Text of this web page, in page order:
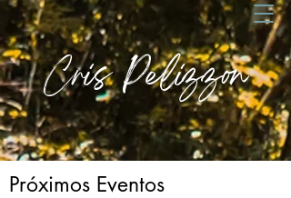
Cris Pelizzon
Próximos Eventos